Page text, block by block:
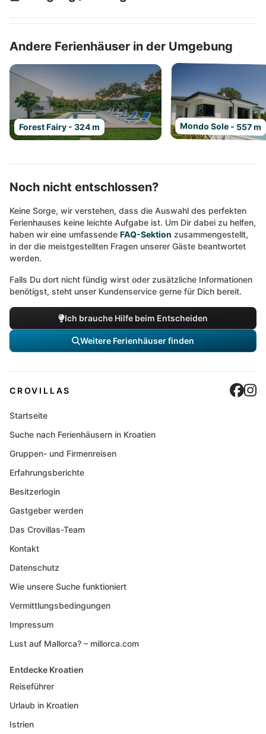
Andere Ferienhäuser in der Umgebung
Forest Fairy - 324 m Mondo Sole - 557 m
Noch nicht entschlossen?
Keine Sorge, wir verstehen, dass die Auswahl des perfekten
Ferienhauses keine leichte Aufgabe ist. Um Dir dabei zu helfen,
haben wir eine umfassende FAQ-Sektion zusammengestellt,
in der die meistgestellten Fragen unserer Gäste beantwortet
werden.
Falls Du dort nicht fündig wirst oder zusätzliche Informationen
benötigst, steht unser Kundenservice gerne für Dich bereit.
Ich brauche Hilfe beim Entscheiden
Weitere Ferienhäuser finden
CROVILLAS
Startseite
Suche nach Ferienhäusern in Kroatien
Gruppen- und Firmenreisen
Erfahrungsberichte
Besitzerlogin
Gastgeber werden
Das Crovillas-Team
Kontakt
Datenschutz
Wie unsere Suche funktioniert
Vermittlungsbedingungen
Impressum
Lust auf Mallorca? – millorca.com
Entdecke Kroatien
Reiseführer
Urlaub in Kroatien
Istrien